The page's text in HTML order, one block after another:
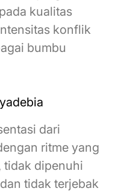
kualitas
konflik
bumbu
dari
ritme yang
tidak dipenuhi
tidak terjebak